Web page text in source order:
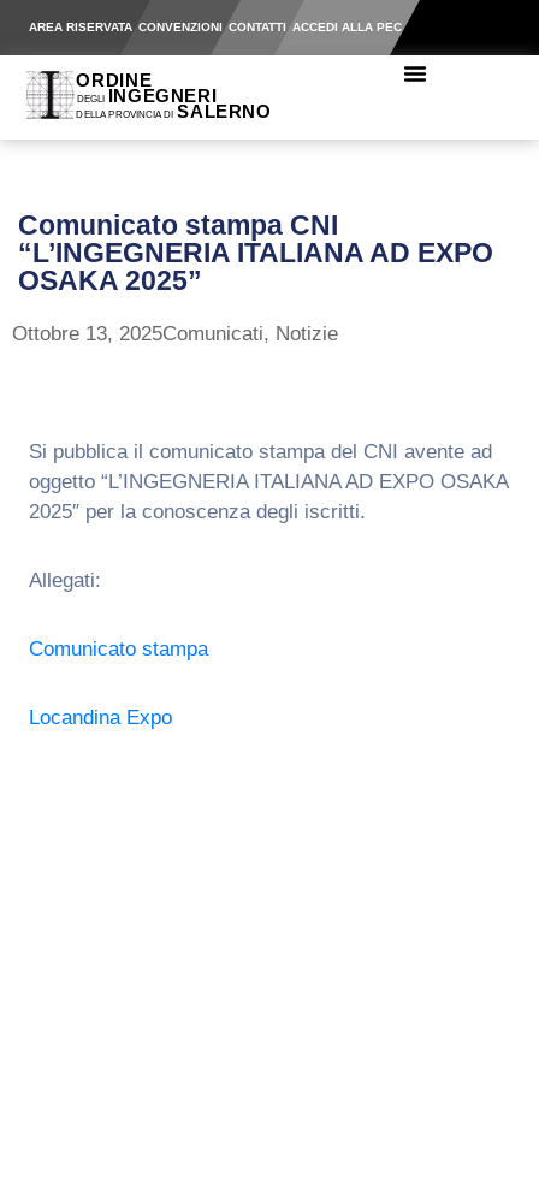
AREA RISERVATA CONVENZIONI CONTATTI ACCEDI ALLA PEC
Comunicato stampa CNI
“L’INGEGNERIA ITALIANA AD EXPO
OSAKA 2025”
Ottobre 13, 2025Comunicati, Notizie
Si pubblica il comunicato stampa del CNI avente ad
oggetto “L’INGEGNERIA ITALIANA AD EXPO OSAKA
2025″ per la conoscenza degli iscritti.
Allegati:
Comunicato stampa
Locandina Expo